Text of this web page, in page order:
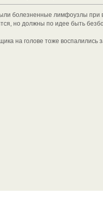
болезненные лимфоузлы при
но должны по идее быть
на голове тоже воспалились